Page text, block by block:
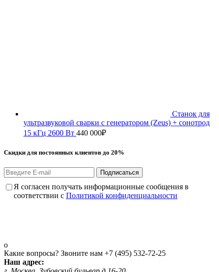
Станок для
ультразвуковой сварки с генератором (Zeus) + сонотрод
15 кГц 2600 Вт 440 000₽
Скидки для постоянных клиентов до 20%
Подписаться
Я согласен получать информационные сообщения в
соответствии с Политикой конфиденциальности
Какие вопросы? Звоните нам +7 (495) 532-72-25
Наш адрес: